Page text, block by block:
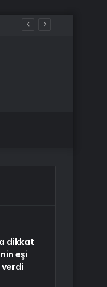
dikkat
eşi
verdi